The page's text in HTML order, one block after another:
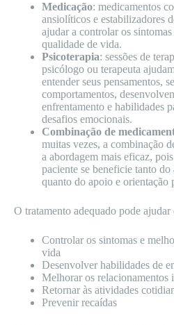
Medicação: medicamentos
ansiolíticos e estabilizadores
ajudar a controlar os
qualidade de vida.
Psicoterapia: sessões de
psicólogo ou terapeuta
entender seus pensamentos,
comportamentos,
enfrentamento e habilidades
desafios emocionais.
Combinação de
muitas vezes, a combinação
a abordagem mais eficaz,
paciente se beneficie tanto
quanto do apoio e orientação
O tratamento adequado pode ajudar
Controlar os sintomas e
vida
Desenvolver habilidades de
Melhorar os relacionamentos
Retornar às atividades
Prevenir recaídas